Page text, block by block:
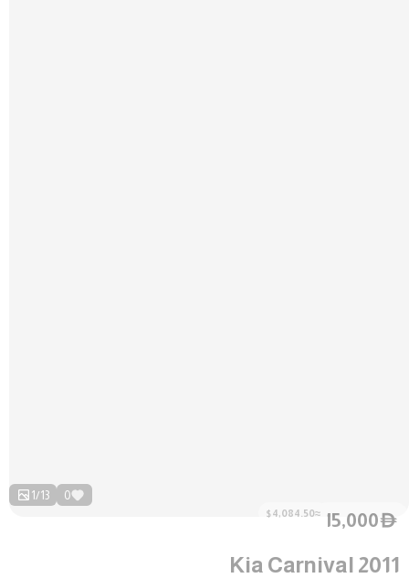
0
1/13
D
15,000
≈$4,084.50
Kia Carnival 2011